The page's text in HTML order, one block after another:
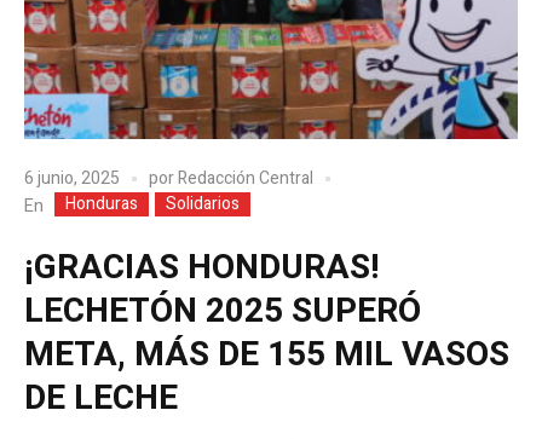
6 junio, 2025 porRedacción Central
En
Honduras Solidarios
¡GRACIAS HONDURAS!
LECHETÓN 2025 SUPERÓ
META, MÁS DE 155 MIL VASOS
DE LECHE